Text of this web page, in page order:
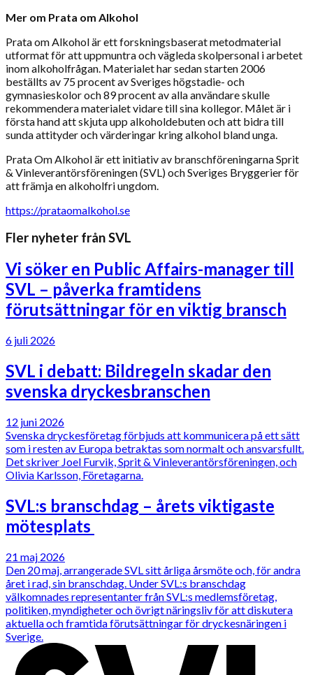
Mer om Prata om Alkohol
Prata om Alkohol är ett forskningsbaserat metodmaterial
utformat för att uppmuntra och vägleda skolpersonal i arbetet
inom alkoholfrågan. Materialet har sedan starten 2006
beställts av 75 procent av Sveriges högstadie- och
gymnasieskolor och 89 procent av alla användare skulle
rekommendera materialet vidare till sina kollegor. Målet är i
första hand att skjuta upp alkoholdebuten och att bidra till
sunda attityder och värderingar kring alkohol bland unga.
Prata Om Alkohol är ett initiativ av branschföreningarna Sprit
& Vinleverantörsföreningen (SVL) och Sveriges Bryggerier för
att främja en alkoholfri ungdom.
https://prataomalkohol.se
Fler nyheter från SVL
Vi söker en Public Affairs-manager till
SVL – påverka framtidens
förutsättningar för en viktig bransch
6 juli 2026
SVL i debatt: Bildregeln skadar den
svenska dryckesbranschen
12 juni 2026
Svenska dryckesföretag förbjuds att kommunicera på ett sätt
som i resten av Europa betraktas som normalt och ansvarsfullt.
Det skriver Joel Furvik, Sprit & Vinleverantörsföreningen, och
Olivia Karlsson, Företagarna.
SVL:s branschdag – årets viktigaste
mötesplats
21 maj 2026
Den 20 maj, arrangerade SVL sitt årliga årsmöte och, för andra
året i rad, sin branschdag. Under SVL:s branschdag
välkomnades representanter från SVL:s medlemsföretag,
politiken, myndigheter och övrigt näringsliv för att diskutera
aktuella och framtida förutsättningar för dryckesnäringen i
Sverige.